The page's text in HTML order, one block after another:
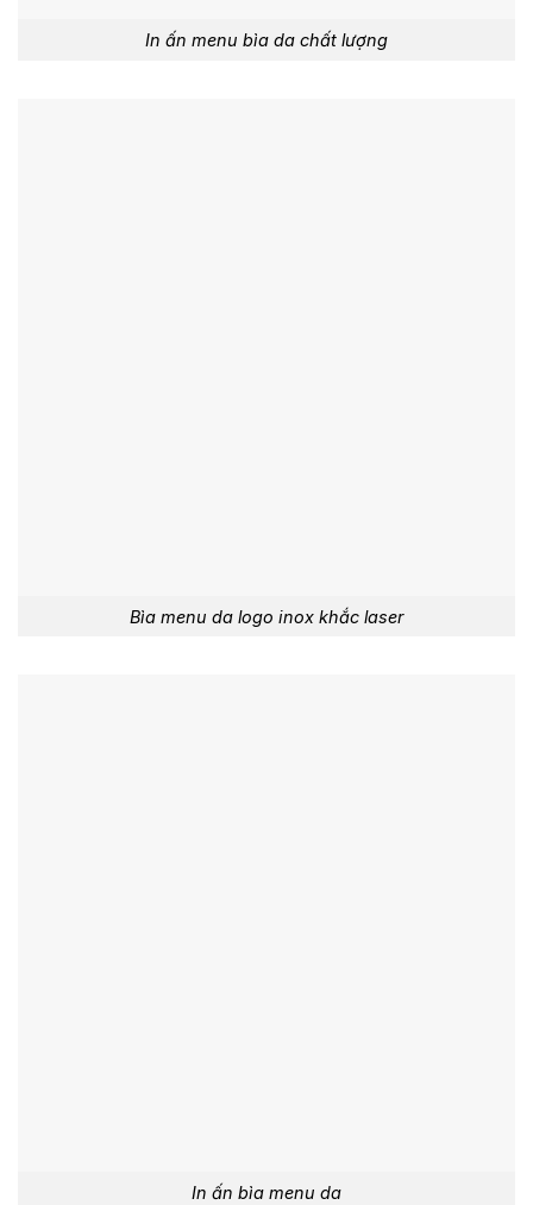
In ấn menu bìa da chất lượng
Bìa menu da logo inox khắc laser
In ấn bìa menu da